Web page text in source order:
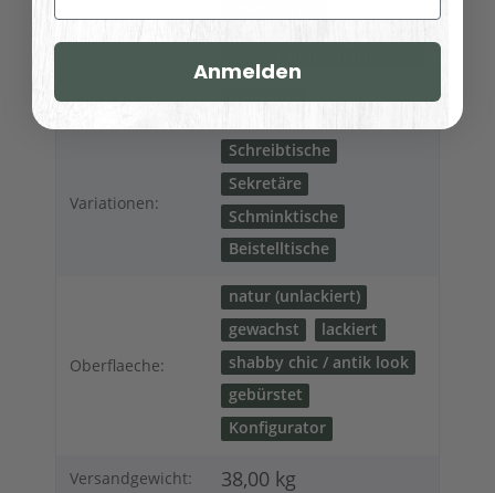
Möbelstil:
Französischer
Hamburg
Variationen:
Schreibtische
Sekretäre
Schminktische
Beistelltische
Oberflaeche:
natur (unlackiert)
gewachst
lackiert
shabby chic / antik look
gebürstet
Konfigurator
Versandgewicht: 38,00 kg
Anmelden